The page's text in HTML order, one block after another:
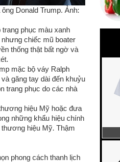
Donald Trump. Ảnh:
phục màu xanh
chiếc mũ boater
thống thật bất ngờ và
mặc bộ váy Ralph
găng tay dài đến khuỷu
trang phục do các nhà
hiệu Mỹ hoặc đưa
những khẩu hiệu chính
hiệu Mỹ. Thậm
phong cách thanh lịch